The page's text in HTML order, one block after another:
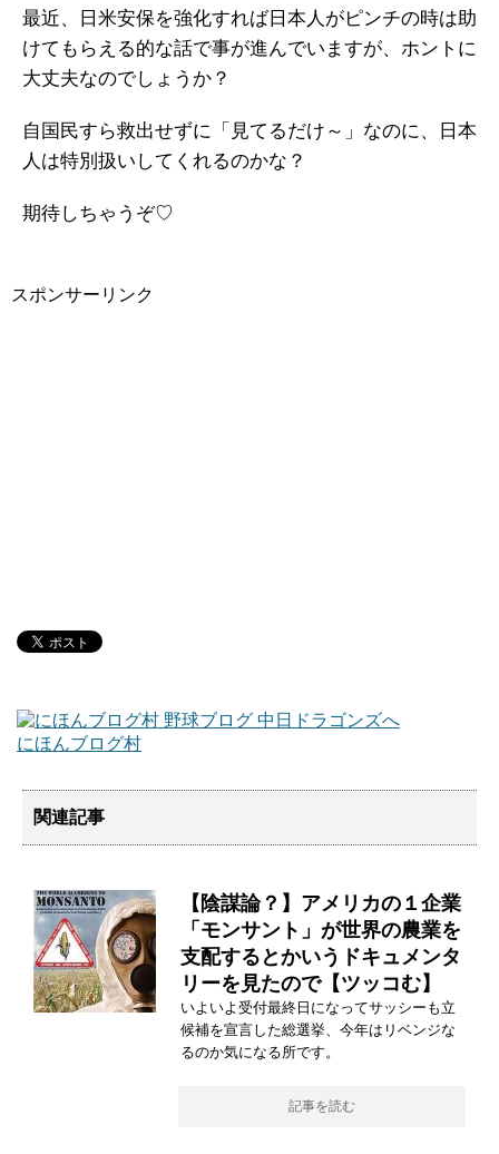
最近、日米安保を強化すれば日本人がピンチの時は助
けてもらえる的な話で事が進んでいますが、ホントに
大丈夫なのでしょうか？
自国民すら救出せずに「見てるだけ～」なのに、日本
人は特別扱いしてくれるのかな？
期待しちゃうぞ♡
スポンサーリンク
にほんブログ村
関連記事
【陰謀論？】アメリカの１企業
「モンサント」が世界の農業を
支配するとかいうドキュメンタ
リーを見たので【ツッコむ】
いよいよ受付最終日になってサッシーも立
候補を宣言した総選挙、今年はリベンジな
るのか気になる所です。
記事を読む